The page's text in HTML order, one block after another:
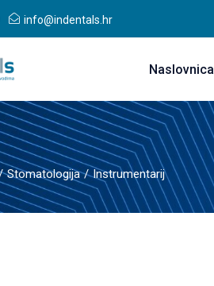
info@indentals.hr
Naslovnica
Stomatologija Instrumentarij